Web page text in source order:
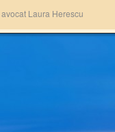
Laura Herescu